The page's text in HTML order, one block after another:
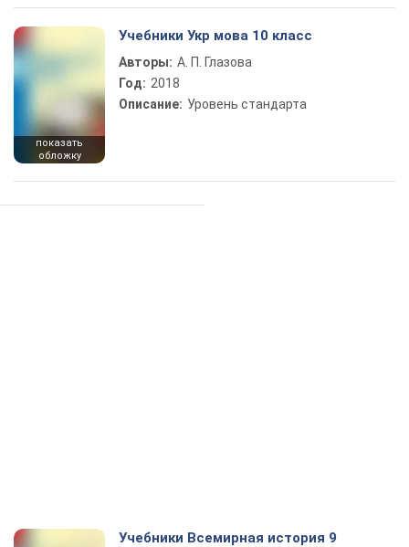
показать
обложку
Учебники Укр мова 10 класс
Авторы: А. П. Глазова
Год: 2018
Описание: Уровень стандарта
Учебники Всемирная история 9